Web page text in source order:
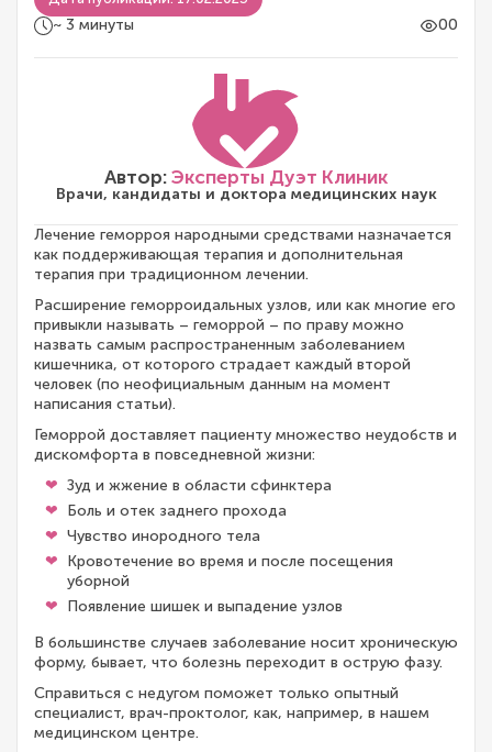
~ 3 минуты 00
Автор:Эксперты Дуэт Клиник
Врачи, кандидаты и доктора медицинских наук
Лечение геморроя народными средствами назначается
как поддерживающая терапия и дополнительная
терапия при традиционном лечении.
Расширение геморроидальных узлов, или как многие его
привыкли называть – геморрой – по праву можно
назвать самым распространенным заболеванием
кишечника, от которого страдает каждый второй
человек (по неофициальным данным на момент
написания статьи).
Геморрой доставляет пациенту множество неудобств и
дискомфорта в повседневной жизни:
Зуд и жжение в области сфинктера
Боль и отек заднего прохода
Чувство инородного тела
Кровотечение во время и после посещения
уборной
Появление шишек и выпадение узлов
В большинстве случаев заболевание носит хроническую
форму, бывает, что болезнь переходит в острую фазу.
Справиться с недугом поможет только опытный
специалист, врач-проктолог, как, например, в нашем
медицинском центре.